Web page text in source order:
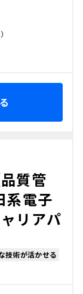
質管
系電子
リアパ
技術が活かせる